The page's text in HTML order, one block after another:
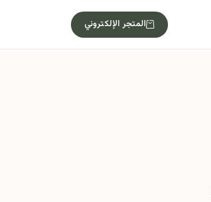
المتجر الإلكتروني